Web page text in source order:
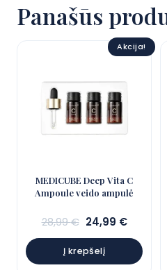
Panašūs
Akcija!
MEDICUBE Deep Vita C
Ampoule veido ampulė
28,99€ Sena
kaina:
28,99 €.
24,99 €
kaina:
24,99
Į krepšelį